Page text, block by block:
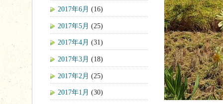
2017年6月 (16)
2017年5月 (25)
2017年4月 (31)
2017年3月 (18)
2017年2月 (25)
2017年1月 (30)